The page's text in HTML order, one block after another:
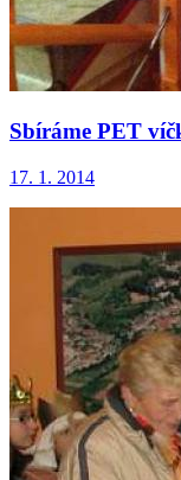
Sbíráme PET
17. 1. 2014